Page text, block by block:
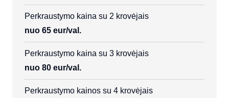
Perkraustymo kaina su 2 krovėjais
nuo 65 eur/val.
Perkraustymo kaina su 3 krovėjais
nuo 80 eur/val.
Perkraustymo kainos su 4 krovėjais